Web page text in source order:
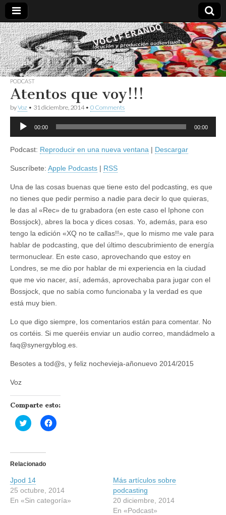
Vociferando
Comunicación,
Locucion y
Producción
Audiovisual
PODCAST
Atentos que voy!!!
byVoz • 31 diciembre, 2014• 0 Comments
Reproductor
00:00 00:00
Podcast: Reproducir en una nueva ventana | Descargar
Suscríbete: Apple Podcasts | RSS
Una de las cosas buenas que tiene esto del podcasting, es que
no tienes que pedir permiso a nadie para decir lo que quieras,
le das al «Rec» de tu grabadora (en este caso el Iphone con
Bossjock), abres la boca y dices cosas. Yo, además, para eso
tengo la edición «XQ no te callas!!», que lo mismo me vale para
hablar de podcasting, que del último descubrimiento de energía
termonuclear. En este caso, aprovechando que estoy en
Londres, se me dio por hablar de mi experiencia en la ciudad
que me vio nacer, así, además, aprovechaba para jugar con el
Bossjock, que no sabía como funcionaba y la verdad es que
está muy bien.
Lo que digo siempre, los comentarios están para comentar. No
os cortéis. Si me queréis enviar un audio correo, mandádmelo a
faq@synergyblog.es.
Besotes a tod@s, y feliz nochevieja-añonuevo 2014/2015
Voz
Comparte esto:
H
a
i
c
p
r
a
c
o
H
a
a
c
o
m
Relacionado
Jpod 14
25 octubre, 2014
En «Sin categoría»
Más artículos sobre
podcasting
20 diciembre, 2014
En «Podcast»